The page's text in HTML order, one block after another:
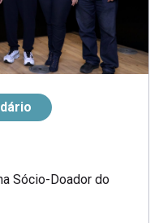
Sócio-Doador do